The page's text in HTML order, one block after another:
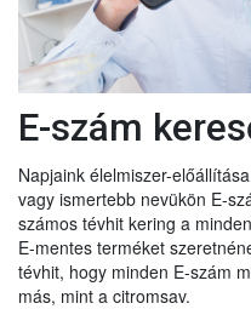
E-szám
Napjaink élelmiszer-
vagy ismertebb nevükön E-
számos tévhit kering a
E-mentes terméket
tévhit, hogy minden E-szám
más, mint a citromsav.